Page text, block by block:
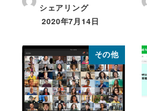
シェアリング
投稿日
2020年7月14日
その他